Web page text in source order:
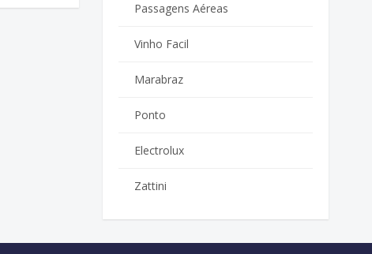
Passagens Aéreas
Vinho Facil
Marabraz
Ponto
Electrolux
Zattini